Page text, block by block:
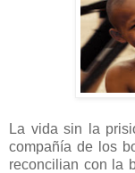
La vida sin la
compañía de los
reconcilian con la